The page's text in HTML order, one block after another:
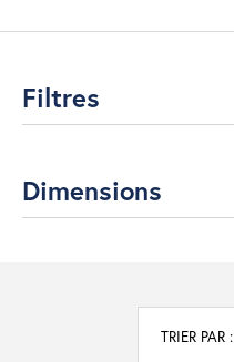
Filtres
Dimensions
TRIER PAR :